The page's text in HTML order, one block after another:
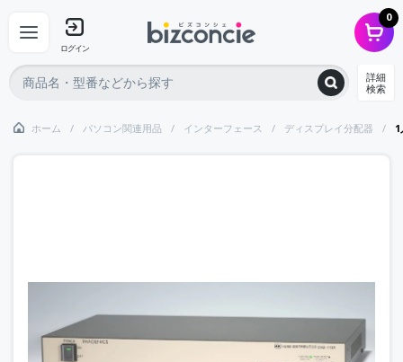
ログイン
0
詳細
検索
ホーム パソコン関連用品 インターフェース ディスプレイ分配器